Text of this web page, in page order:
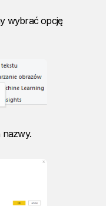
wybrać opcję
nazwy.